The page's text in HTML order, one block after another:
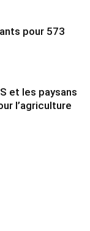
pour 573
et les paysans
l’agriculture